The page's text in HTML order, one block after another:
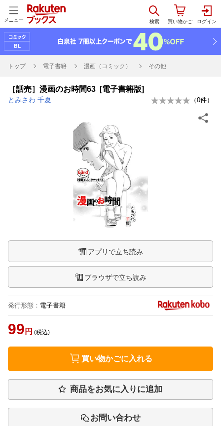
メニュー
トップ 電子書籍 漫画（コミック） その他
［話売］漫画のお時間63 [電子書籍版]
とみさわ 千夏 （0件）
アプリで立ち読み
ブラウザで立ち読み
発行形態 ： 電子書籍
99 円 (税込)
買い物かごに入れる
商品をお気に入りに追加
お問い合わせ